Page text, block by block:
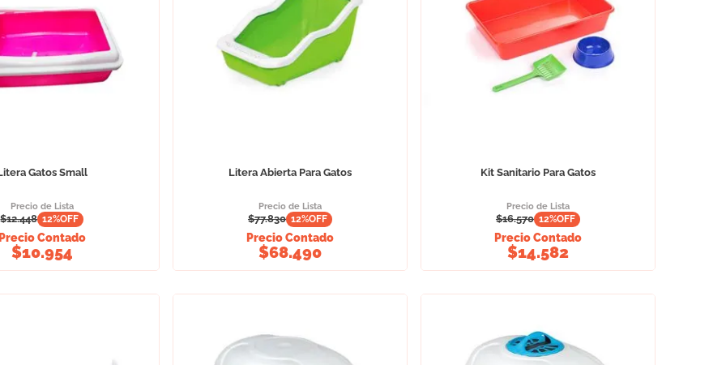
Gatos Small
Precio de Lista
$12.448 12%OFF
Contado
$10.954
Litera Abierta Para Gatos
Precio de Lista
$77.830 12%OFF
Precio Contado
$68.490
Kit Sanitario Para Gatos
Precio de Lista
$16.570 12%OFF
Precio Contado
$14.582